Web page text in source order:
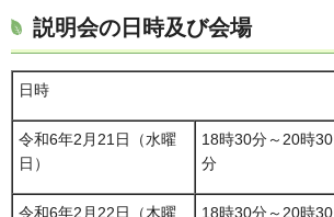
説明会の日時及び会場
日時
令和6年2月21日（水曜
日）
18時30分～20時30
分
令和6年2月22日（木曜
18時30分～20時30